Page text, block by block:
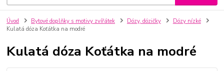
Úvod Bytové doplňky s motivy zvířátek Dózy, dózičky
Dózy nízké
Kulatá dóza Koťátka na modré
Kulatá dóza Koťátka na modré